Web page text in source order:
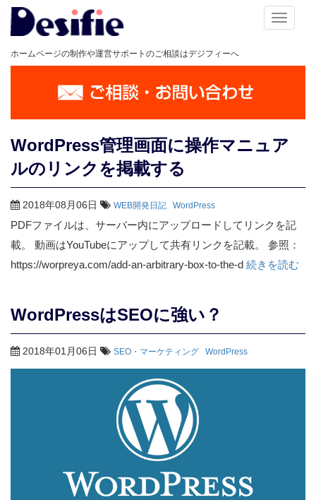
メ
ホームページの制作や運営サポートのご相談はデジフィーへ
WordPress管理画面に操作マニュア
ルのリンクを掲載する
2018年08月06日 WEB開発日記 WordPress
PDFファイルは、サーバー内にアップロードしてリンクを記
載。 動画はYouTubeにアップして共有リンクを記載。 参照：
https://worpreya.com/add-an-arbitrary-box-to-the-d 続きを読む
WordPressはSEOに強い？
2018年01月06日 SEO・マーケティング WordPress